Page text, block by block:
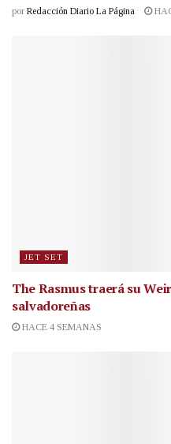
por Redacción Diario La Página
JET SET
The Rasmus traerá su
salvadoreñas
HACE 4 SEMANAS